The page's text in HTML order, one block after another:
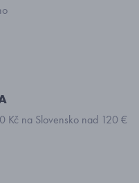
Kč na Slovensko nad 120 €